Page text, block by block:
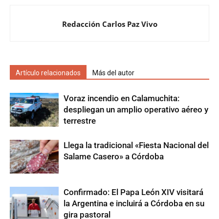
Redacción Carlos Paz Vivo
Artículo relacionados Más del autor
Voraz incendio en Calamuchita:
despliegan un amplio operativo aéreo y
terrestre
Llega la tradicional «Fiesta Nacional del
Salame Casero» a Córdoba
Confirmado: El Papa León XIV visitará
la Argentina e incluirá a Córdoba en su
gira pastoral